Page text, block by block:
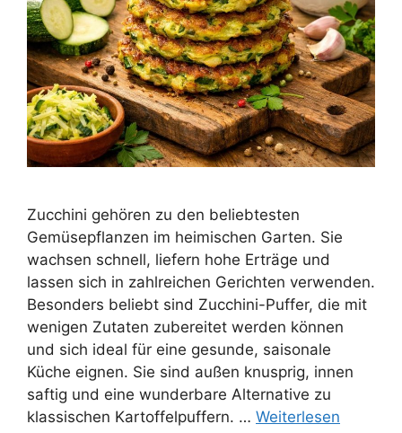
Zucchini gehören zu den beliebtesten
Gemüsepflanzen im heimischen Garten. Sie
wachsen schnell, liefern hohe Erträge und
lassen sich in zahlreichen Gerichten verwenden.
Besonders beliebt sind Zucchini-Puffer, die mit
wenigen Zutaten zubereitet werden können
und sich ideal für eine gesunde, saisonale
Küche eignen. Sie sind außen knusprig, innen
saftig und eine wunderbare Alternative zu
klassischen Kartoffelpuffern. … Weiterlesen